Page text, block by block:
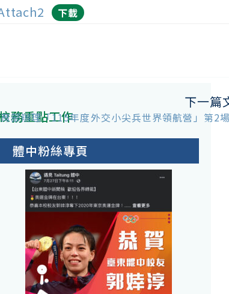
下載
下一篇
部辦理「115年度外交小尖兵世界領航營」第2
務重點工作
體中粉絲專頁